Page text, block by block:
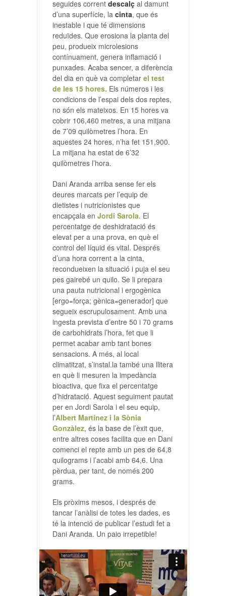
seguides corrent descalç al damunt
d’una superfície, la cinta, que és
inestable i que té dimensions
reduïdes. Que erosiona la planta del
peu, produeix microlesions
contínuament, genera inflamació i
punxades. Acaba sencer, a diferència
del dia en què va completar el test
de les 15 hores. Els números i les
condicions de l’espai dels dos reptes,
no són els mateixos. En 15 hores va
cobrir 106,460 metres, a una mitjana
de 7’09 quilòmetres l’hora. En
aquestes 24 hores, n’ha fet 151,900.
La mitjana ha estat de 6’32
quilòmetres l’hora.
Dani Aranda arriba sense fer els
deures marcats per l’equip de
dietistes i nutricionistes que
encapçala en Jordi Sarola. El
percentatge de deshidratació és
elevat per a una prova, en què el
control del líquid és vital. Després
d’una hora corrent a la cinta,
recondueixen la situació i puja el seu
pes gairebé un quilo. Se li prepara
una pauta nutricional i ergogènica
[ergo=força; gènica=generador] que
segueix escrupulosament. Amb una
ingesta prevista d’entre 50 i 70 grams
de carbohidrats l’hora, fet que li
permet acabar amb tant bones
sensacions. A més, al local
climatitzat, s’instal.la també una llitera
en què li mesuren la impedància
bioactiva, que fixa el percentatge
d’hidratació. Aquest seguiment pautat
per en Jordi Sarola i el seu equip,
l’Albert Martínez i la Sònia
Gonzàlez, és la base de l’èxit que,
entre altres coses facilita que en Dani
comenci el repte amb un pes de 64,8
quilograms i l’acabi amb 64,6. Una
pèrdua, per tant, de només 200
grams.
Els pròxims mesos, i després de
tancar l’anàlisi de totes les dades, es
té la intenció de publicar l’estudi fet a
Dani Aranda. Un paio irrepetible!